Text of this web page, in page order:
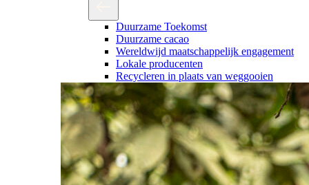
Duurzame Toekomst
Duurzame cacao
Wereldwijd maatschappelijk engagement
Lokale producenten
Recycleren in plaats van weggooien